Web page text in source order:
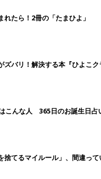
れたら！2冊の「たまひよ」
ズバリ！解決する本『ひよこ
！
こんな人 365日のお誕生日占
捨てるマイルール」、間違っ
！